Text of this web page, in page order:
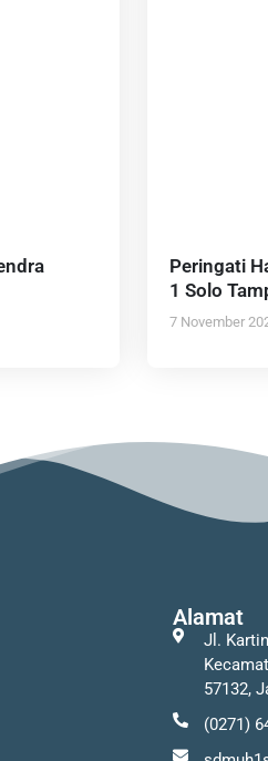
Peringati
1 Solo
7 November
Alamat
Jl.
57132,
(0271)